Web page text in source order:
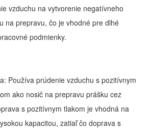
vzduchu na vytvorenie negatívneho
na prepravu, čo je vhodné pre dlhé
podmienky.
Používa prúdenie vzduchu s pozitívnym
ako nosič na prepravu prášku cez
s pozitívnym tlakom je vhodná na
kapacitou, zatiaľ čo doprava s